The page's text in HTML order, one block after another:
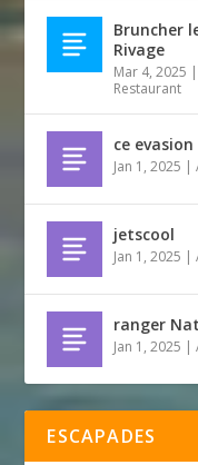
Bruncher
Rivage
Mar 4, 2025
Restaurant
ce evasion
Jan 1, 2025 |
jetscool
Jan 1, 2025 |
ranger
Jan 1, 2025 |
ESCAPADES